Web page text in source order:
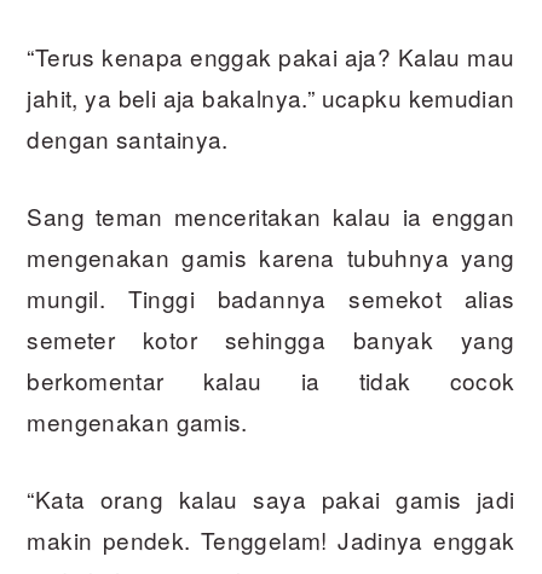
“Terus kenapa enggak pakai aja? Kalau mau
jahit, ya beli aja bakalnya.” ucapku kemudian
dengan santainya.
Sang teman menceritakan kalau ia enggan
mengenakan gamis karena tubuhnya yang
mungil. Tinggi badannya semekot alias
semeter kotor sehingga banyak yang
berkomentar kalau ia tidak cocok
mengenakan gamis.
“Kata orang kalau saya pakai gamis jadi
makin pendek. Tenggelam! Jadinya enggak